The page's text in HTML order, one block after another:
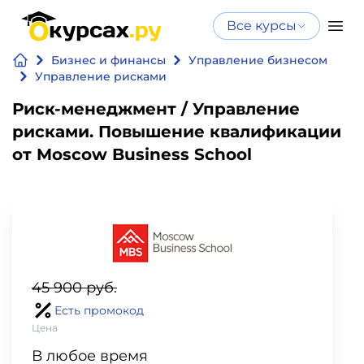
Все курсы
Бизнес и финансы
Управление бизнесом
Управление рисками
Риск-менеджмент / Управление
рисками. Повышение квалификации
от Moscow Business School
45 900 руб.
Есть промокод
Цена
В любое время
Нейросеть
и ИИ
Программирование
Бизнес
Дизайн
Аналитика
Нейросеть и ИИ
искусственному
интеллекту
Курсы по нейросетям